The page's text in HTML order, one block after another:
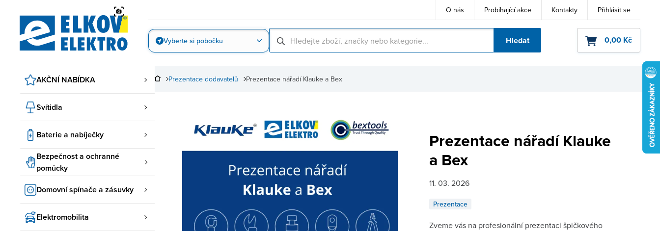
O nás Probíhající akce Kontakty Přihlásit se
Vyberte si pobočku Hledat 0,00 Kč
AKČNÍ NABÍDKA
Svítidla
Baterie a nabíječky
Bezpečnost a ochranné
pomůcky
Domovní spínače a zásuvky
Elektromobilita
Prezentace nářadí Klauke a Bex
Prezentace dodavatelů
Prezentace nářadí Klauke
a Bex
11. 03. 2026
Prezentace
Zveme vás na profesionální prezentaci špičkového